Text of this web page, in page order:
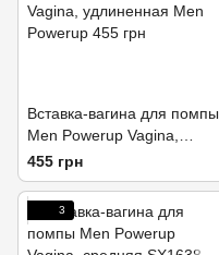
Вставка-вагина для помпы
Men Powerup Vagina,
удлиненная
455 грн
3